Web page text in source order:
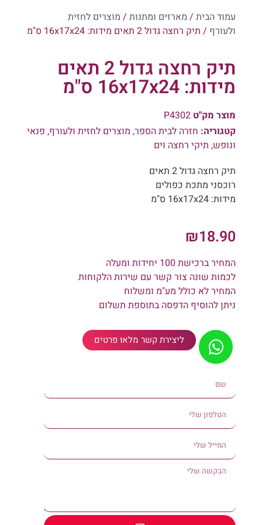
עמוד הבית/ מארזים ומתנות/ מוצרים לחזית
ולעורף / תיק רחצה גדול 2 תאים מידות: 16x17x24 ס"מ
תיק רחצה גדול 2 תאים
מידות: 16x17x24 ס"מ
מוצר מק"ט P4302
קטגוריה: חזרה לבית הספר, מוצרים לחזית ולעורף, פנאי
ונופש, תיקי רחצה וים
תיק רחצה גדול 2 תאים
רוכסני מתכת כפולים
מידות: 16x17x24 ס"מ
₪18.90
המחיר ברכישת 100 יחידות ומעלה
לכמות שונה צור קשר עם שירות הלקוחות
המחיר לא כולל מע"מ ומשלוח
ניתן להוסיף הדפסה בתוספת תשלום
ליצירת קשר מלאו פרטים